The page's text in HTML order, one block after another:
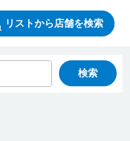
リストから店舗を検索
検索